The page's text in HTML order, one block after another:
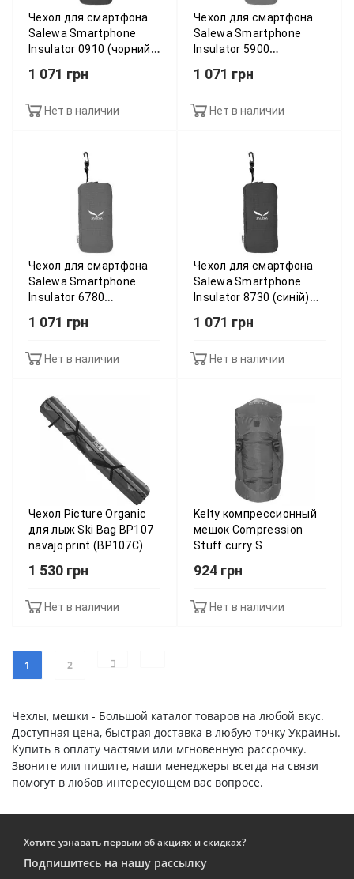
Чeхол для смартфона
Salewa Smartphone
Insulator 0910 (чорний)
1 071 грн
Нет в наличии
Чeхол для смартфона
Salewa Smartphone
Insulator 5900
1 071 грн
Нет в наличии
Чeхол для смартфона
Salewa Smartphone
Insulator 6780
013.002.8841
1 071 грн
Нет в наличии
Чeхол для смартфона
Salewa Smartphone
Insulator 8730 (синій)
1 071 грн
Нет в наличии
Чехол Picture Organic
для лыж Ski Bag BP107
navajo print (BP107C)
1 530 грн
Нет в наличии
Kelty компрессионный
мешок Compression
Stuff curry S
924 грн
Нет в наличии
1 2
Чехлы, мешки - Большой каталог товаров на любой вкус.
Доступная цена, быстрая доставка в любую точку Украины.
Купить в оплату частями или мгновенную рассрочку.
Звоните или пишите, наши менеджеры всегда на связи
помогут в любов интересующем вас вопросе.
Хотите узнавать первым об акциях и скидках?
Подпишитесь на нашу рассылку